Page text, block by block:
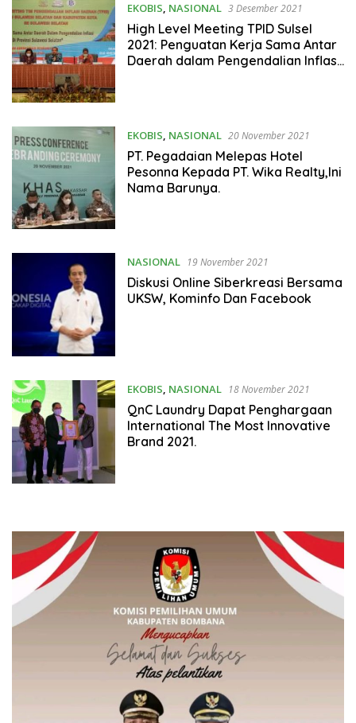
EKOBIS, NASIONAL 3 Desember 2021
High Level Meeting TPID Sulsel
2021: Penguatan Kerja Sama Antar
Daerah dalam Pengendalian Inflasi
EKOBIS, NASIONAL 20 November 2021
PT. Pegadaian Melepas Hotel
Pesonna Kepada PT. Wika Realty,Ini
Nama Barunya.
NASIONAL 19 November 2021
Diskusi Online Siberkreasi Bersama
UKSW, Kominfo Dan Facebook
EKOBIS, NASIONAL 18 November 2021
QnC Laundry Dapat Penghargaan
International The Most Innovative
Brand 2021.